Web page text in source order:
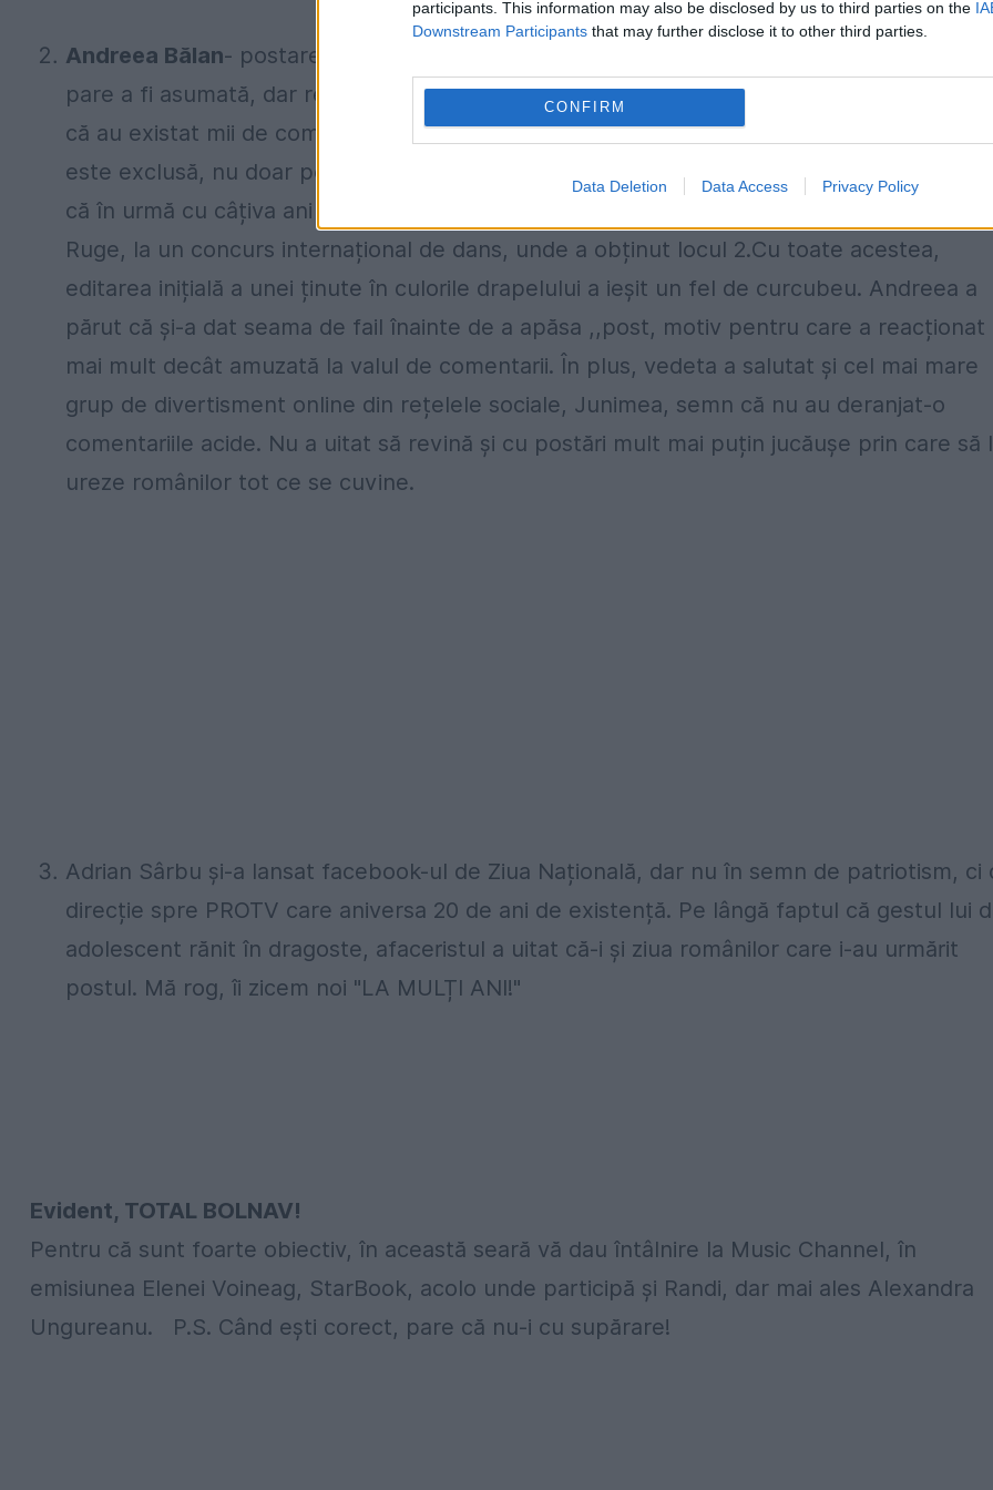
participants. This information may also be disclosed by us to third parties on the
Downstream Participants that may further disclose it to other third parties.
CONFIRM
Data Deletion Data Access Privacy Policy
Andreea Bălan- postarea de 50.000 de like-uri și mii de share-uri. Gluma Andreei Bălan
pare a fi asumată, dar rezultatul glumei nu avea cum să-l prevadă nici dacă voia. Cu
că au existat mii de comentarii că vedeta nu ar știi culorile drapelului, această posibilitate
este exclusă, nu doar pentru că această informație este elementară, dar mai ales pentru
că în urmă cu câțiva ani vedeta a reprezentat țara noastră în Mexic, alături de Petrișor
Ruge, la un concurs internațional de dans, unde a obținut locul 2.Cu toate acestea,
editarea inițială a unei ținute în culorile drapelului a ieșit un fel de curcubeu. Andreea a
părut că și-a dat seama de fail înainte de a apăsa ,,post, motiv pentru care a reacționat
mai mult decât amuzată la valul de comentarii. În plus, vedeta a salutat și cel mai mare
grup de divertisment online din rețelele sociale, Junimea, semn că nu au deranjat-o
comentariile acide. Nu a uitat să revină și cu postări mult mai puțin jucăușe prin care să
ureze românilor tot ce se cuvine.
Adrian Sârbu și-a lansat facebook-ul de Ziua Națională, dar nu în semn de patriotism, ci
direcție spre PROTV care aniversa 20 de ani de existență. Pe lângă faptul că gestul lui
adolescent rănit în dragoste, afaceristul a uitat că-i și ziua românilor care i-au urmărit
postul. Mă rog, îi zicem noi "LA MULȚI ANI!"
Evident, TOTAL BOLNAV!
Pentru că sunt foarte obiectiv, în această seară vă dau întâlnire la Music Channel, în
emisiunea Elenei Voineag, StarBook, acolo unde participă și Randi, dar mai ales Alexandra
Ungureanu. P.S. Când ești corect, pare că nu-i cu supărare!